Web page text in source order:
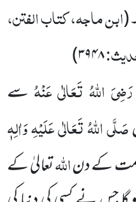
(ابن ماجہ، کتاب الفتن،
۳۹۴۸)
رَضِیَ اللہُ تَعَالٰی عَنْہُ سے
صَلَّی اللہُ تَعَالٰی عَلَیْہِ وَاٰلِہٖ
کے دناللہتعالیٰ کے